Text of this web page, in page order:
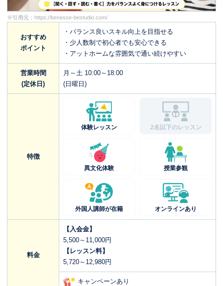
※引用元： https://benesse-bestudio.com/
おすすめ
ポイント
・バランス良いスキル向上を目指せる
・少人数制で初心者でも安心できる
・アットホームな雰囲気で通い続けやすい
営業時間
(定休日)
月～土 10:00～18:00
(日曜日)
特徴
体験レッスン 2名以下のレッスン
異文化体験 授業参観
外国人講師が在籍 オンラインあり
料金
【入会金】
5,500～11,000円
【レッスン料】
5,720～12,980円
キャンペーンあり